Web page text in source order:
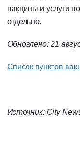
вакцины и услуги
отдельно.
Обновлено: 21
Список пунктов
Источник: City